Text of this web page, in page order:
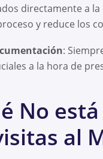
directamente a
y reduce los
:
a la hora de
No
al